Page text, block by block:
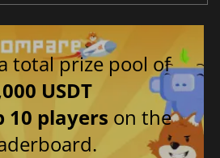
total prize pool of
USDT
10 players on the